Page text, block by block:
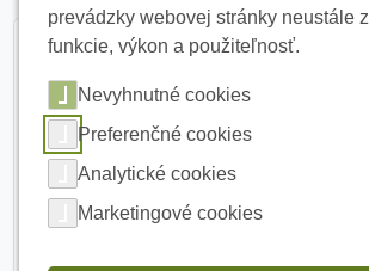
prevádzky webovej stránky neustále
funkcie, výkon a použiteľnosť.
Nevyhnutné cookies
Preferenčné cookies
Analytické cookies
Marketingové cookies